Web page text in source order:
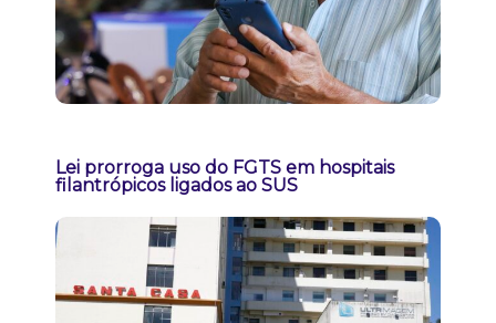
Lei prorroga uso do FGTS em hospitais
filantrópicos ligados ao SUS